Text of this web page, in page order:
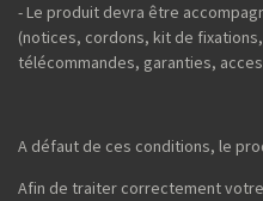
- Le produit devra être
(notices, cordons, kit de
télécommandes, garanties,
A défaut de ces conditions, le
Afin de traiter correctement